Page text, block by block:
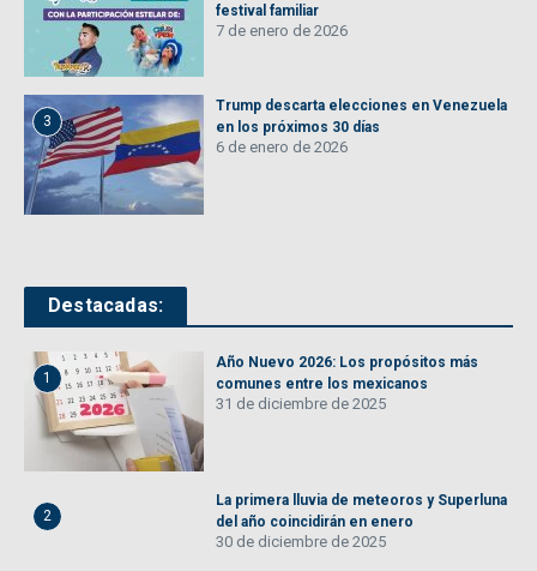
festival familiar
7 de enero de 2026
3
Trump descarta elecciones en Venezuela
en los próximos 30 días
6 de enero de 2026
Destacadas:
1
Año Nuevo 2026: Los propósitos más
comunes entre los mexicanos
31 de diciembre de 2025
2
La primera lluvia de meteoros y Superluna
del año coincidirán en enero
30 de diciembre de 2025